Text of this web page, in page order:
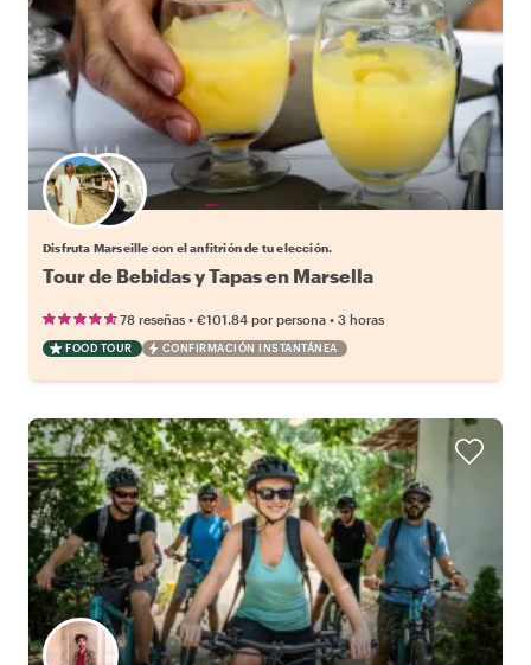
Elige tu local favorito
Disfruta Marseille con el anfitrión de tu elección.
Tour de Bebidas y Tapas en Marsella
78 reseñas • €101.84 por persona • 3 horas
FOOD TOUR CONFIRMACIÓN INSTANTÁNEA